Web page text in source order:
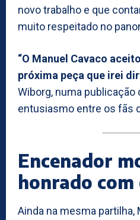
novo trabalho e que
muito respeitado no
“O Manuel Cavaco
próxima peça que irei
Wiborg, numa
entusiasmo entre os fãs
Encenador
honrado com
Ainda na mesma partilha,